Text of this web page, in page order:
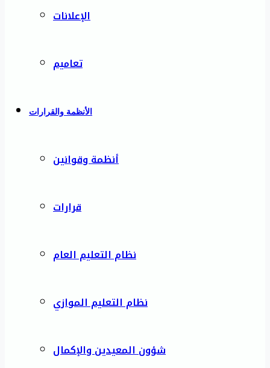
الإعلانات
تعاميم
الأنظمة والقرارات
أنظمة وقوانين
قرارات
نظام التعليم العام
نظام التعليم الموازي
شؤون المعيدين والإكمال